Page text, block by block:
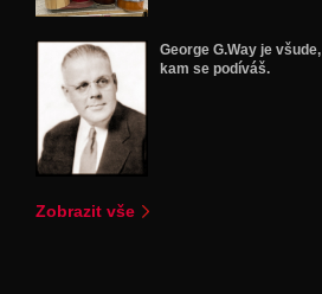
George G.Way je všude,
kam se podíváš.
Zobrazit vše